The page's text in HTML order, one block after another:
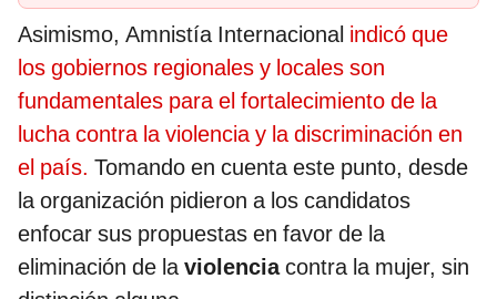
Asimismo, Amnistía Internacional indicó que
los gobiernos regionales y locales son
fundamentales para el fortalecimiento de la
lucha contra la violencia y la discriminación en
el país. Tomando en cuenta este punto, desde
la organización pidieron a los candidatos
enfocar sus propuestas en favor de la
eliminación de laviolenciacontra la mujer, sin